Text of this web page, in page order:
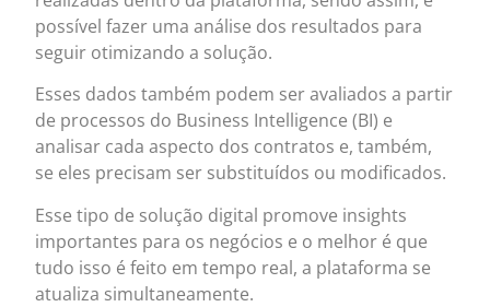
possível fazer uma análise dos resultados para
seguir otimizando a solução.
Esses dados também podem ser avaliados a partir
de processos do Business Intelligence (BI) e
analisar cada aspecto dos contratos e, também,
se eles precisam ser substituídos ou modificados.
Esse tipo de solução digital promove insights
importantes para os negócios e o melhor é que
tudo isso é feito em tempo real, a plataforma se
atualiza simultaneamente.